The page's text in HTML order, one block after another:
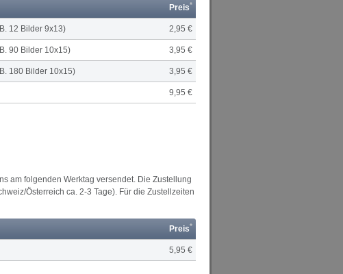
Preis*
12 Bilder 9x13) 2,95 €
90 Bilder 10x15) 3,95 €
180 Bilder 10x15) 3,95 €
9,95 €
am folgenden Werktag versendet. Die Zustellung
Österreich ca. 2-3 Tage). Für die Zustellzeiten
Preis*
5,95 €